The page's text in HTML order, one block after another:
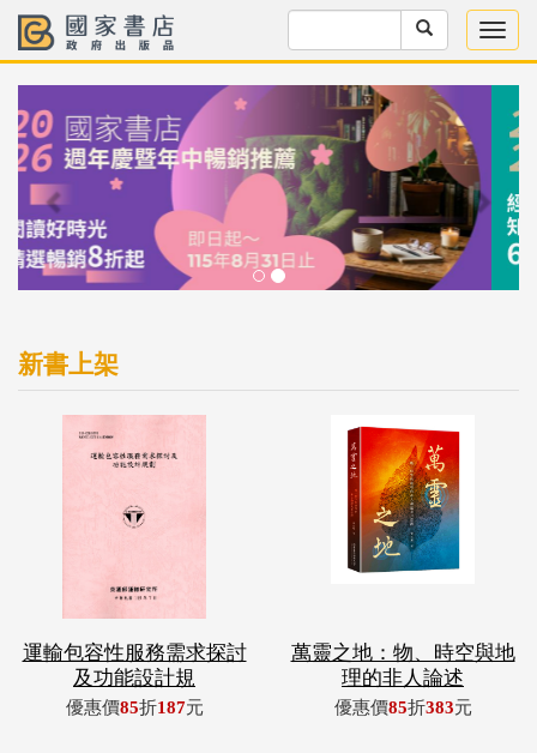
新書上架
運輸包容性服務需求探討
及功能設計規
優惠價85折187元
萬靈之地：物、時空與地
理的非人論述
優惠價85折383元